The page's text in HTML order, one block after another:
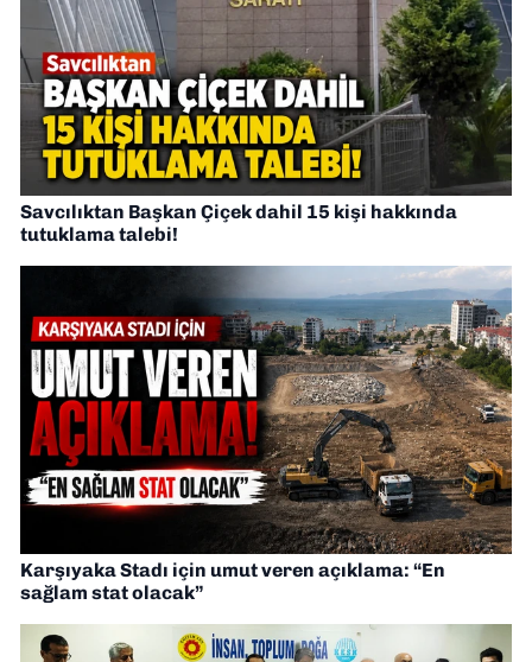
Savcılıktan Başkan Çiçek dahil 15 kişi hakkında
tutuklama talebi!
Karşıyaka Stadı için umut veren açıklama: “En
sağlam stat olacak”